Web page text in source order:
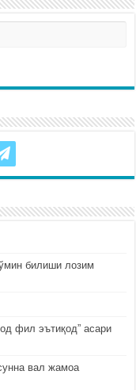
билиши лозим
эътиқод” асари
вал жамоа